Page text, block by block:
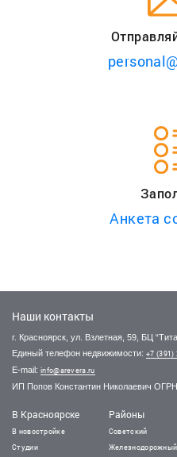
Анкета
Наши контакты
г. Красноярск, ул. Взлетная, 59, БЦ
Единый телефон недвижимости: +7 (391)
E-mail: info@arevera.ru
ИП Попов Константин Николаевич
В Красноярске
В новостройке
Студии
Районы
Советский
Железнодорожный